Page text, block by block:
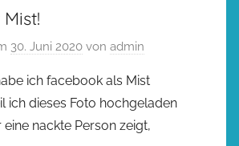
30. Juni 2020 von admin
ich facebook als Mist
ich dieses Foto hochgeladen
eine nackte Person zeigt,